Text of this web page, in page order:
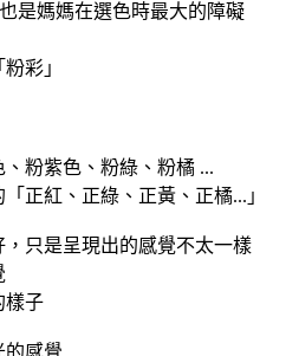
是媽媽在選色時最大的障礙
彩」
、粉紫色、粉綠、粉橘 ...
正紅、正綠、正黃、正橘...」
只是呈現出的感覺不太一樣
樣子
的感覺